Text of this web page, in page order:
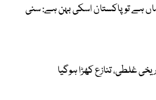
ہے تو پاکستان اسکی بہن ہے: سنی
غلطی، تنازع کھڑا ہوگیا